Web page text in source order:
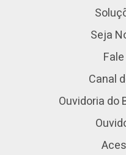
Seja
Canal
Ouvidoria do